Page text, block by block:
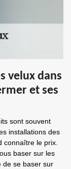
velux dans
et ses
sont souvent
installations des
connaître le prix.
baser sur les
de se baser sur